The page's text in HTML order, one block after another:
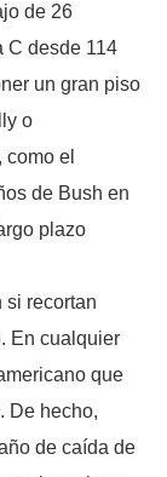
de 26
C desde 114
un gran piso
o
el
de Bush en
plazo
si recortan
En cualquier
que
De hecho,
de caída de